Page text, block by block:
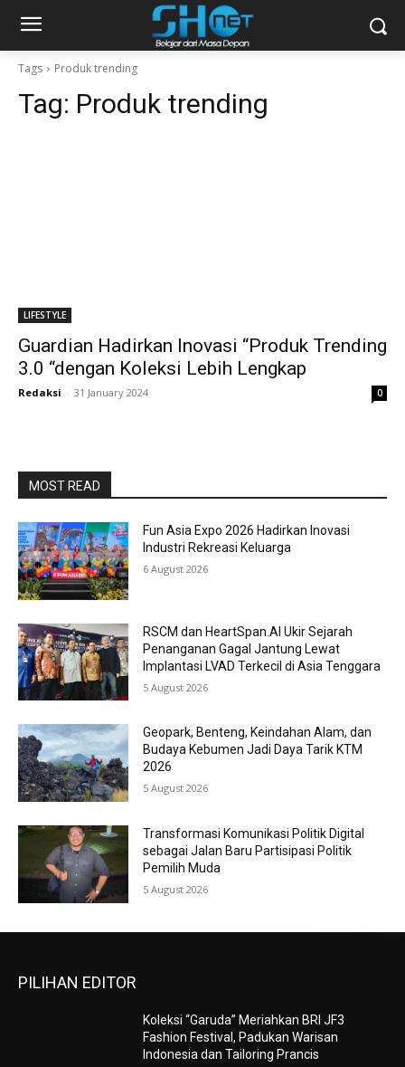
Tags Produk trending
Tag: Produk trending
LIFESTYLE
Guardian Hadirkan Inovasi “Produk Trending
3.0 “dengan Koleksi Lebih Lengkap
Redaksi - 31 January 2024 0
MOST READ
Fun Asia Expo 2026 Hadirkan Inovasi
Industri Rekreasi Keluarga
6 August 2026
RSCM dan HeartSpan.AI Ukir Sejarah
Penanganan Gagal Jantung Lewat
Implantasi LVAD Terkecil di Asia Tenggara
5 August 2026
Geopark, Benteng, Keindahan Alam, dan
Budaya Kebumen Jadi Daya Tarik KTM
2026
5 August 2026
Transformasi Komunikasi Politik Digital
sebagai Jalan Baru Partisipasi Politik
Pemilih Muda
5 August 2026
PILIHAN EDITOR
Koleksi “Garuda” Meriahkan BRI JF3
Fashion Festival, Padukan Warisan
Indonesia dan Tailoring Prancis